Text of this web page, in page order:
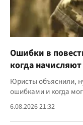
Ошибки в
когда
Юристы объяснили,
ошибками и когда
6.08.2026 21:32